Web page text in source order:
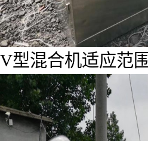
V型混合机适应范围